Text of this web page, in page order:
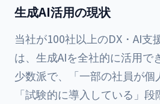
生成AI活用の現状
当社が100社以上のDX・AI支
は、生成AIを全社的に活用で
少数派で、「一部の社員が個
「試験的に導入している」